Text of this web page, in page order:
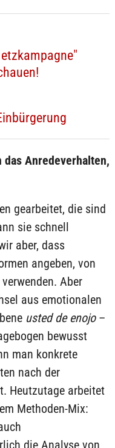
Anredeverhalten,
gearbeitet, die sind
sie schnell
aber, dass
angeben, von
Aber
aus emotionalen
usted de enojo–
bewusst
man konkrete
nach der
Heutzutage arbeitet
Methoden-Mix:
die Analyse von